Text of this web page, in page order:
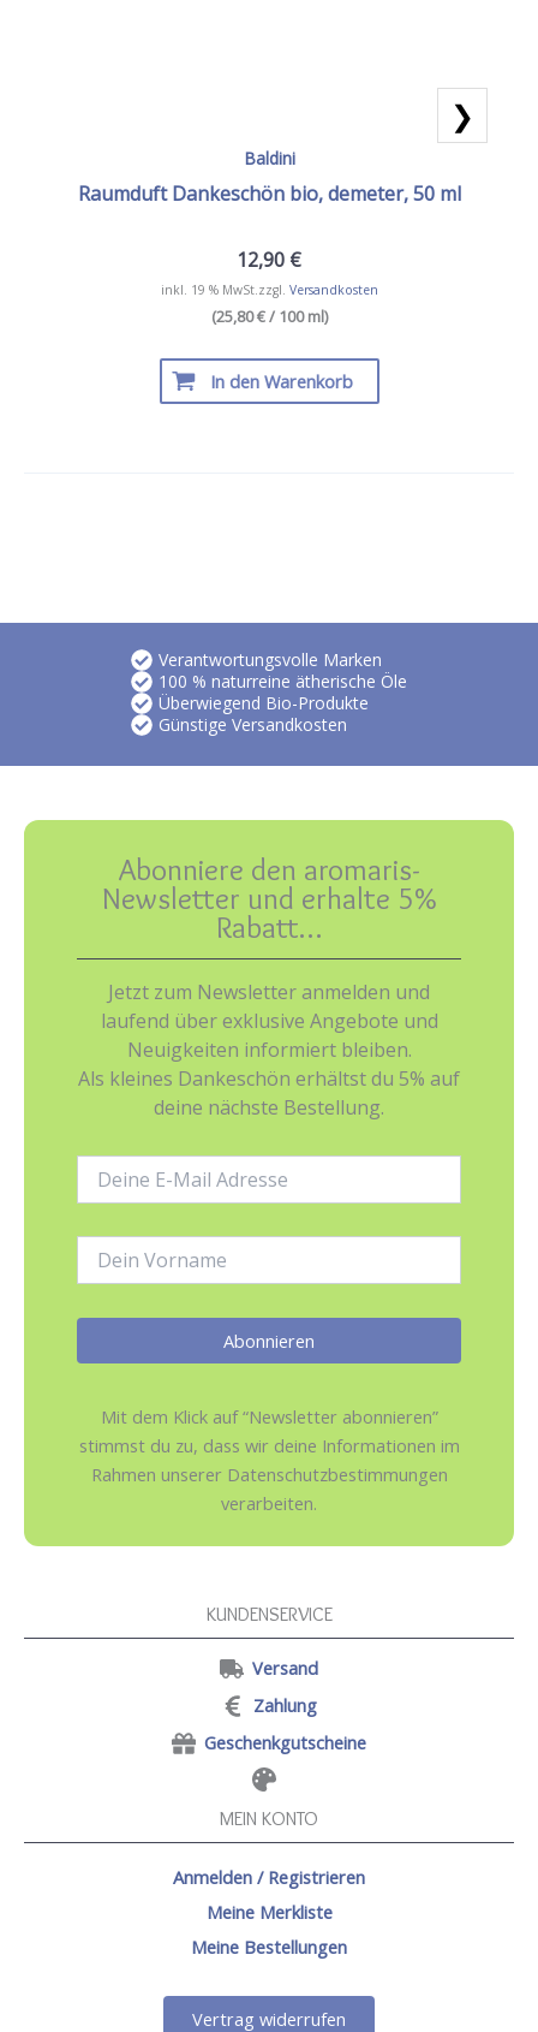
Baldini
Raumduft Dankeschön bio, demeter, 50 ml
12,90 €
inkl. 19 % MwSt. zzgl. Versandkosten
(25,80 € / 100 ml)
In den Warenkorb
❯
Verantwortungsvolle Marken
100 % naturreine ätherische Öle
Überwiegend Bio-Produkte
Günstige Versandkosten
Abonniere den aromaris-
Newsletter und erhalte 5%
Rabatt…
Jetzt zum Newsletter anmelden und
laufend über exklusive Angebote und
Neuigkeiten informiert bleiben.
Als kleines Dankeschön erhältst du 5% auf
deine nächste Bestellung.
Mail-
Mit dem Klick auf “Newsletter abonnieren”
stimmst du zu, dass wir deine Informationen im
Rahmen unserer Datenschutzbestimmungen
verarbeiten.
KUNDENSERVICE
Versand
Zahlung
Geschenkgutscheine
MEIN KONTO
Anmelden / Registrieren
Meine Merkliste
Meine Bestellungen
Vertrag widerrufen